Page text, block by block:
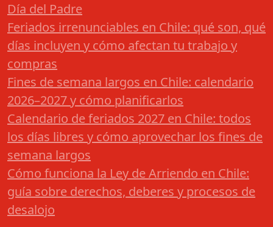
Día del Padre
Feriados irrenunciables en Chile: qué son, qué
días incluyen y cómo afectan tu trabajo y
compras
Fines de semana largos en Chile: calendario
2026–2027 y cómo planificarlos
Calendario de feriados 2027 en Chile: todos
los días libres y cómo aprovechar los fines de
semana largos
Cómo funciona la Ley de Arriendo en Chile:
guía sobre derechos, deberes y procesos de
desalojo